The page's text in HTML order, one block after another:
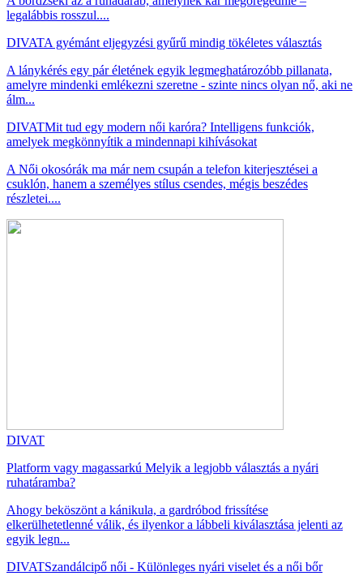
legalábbis rosszul....
DIVATA gyémánt eljegyzési gyűrű mindig tökéletes választás
A lánykérés egy pár életének egyik legmeghatározóbb pillanata,
amelyre mindenki emlékezni szeretne - szinte nincs olyan nő, aki ne
álm...
DIVATMit tud egy modern női karóra? Intelligens funkciók,
amelyek megkönnyítik a mindennapi kihívásokat
A Női okosórák ma már nem csupán a telefon kiterjesztései a
csuklón, hanem a személyes stílus csendes, mégis beszédes
részletei....
DIVAT
Platform vagy magassarkú Melyik a legjobb választás a nyári
ruhatáramba?
Ahogy beköszönt a kánikula, a gardróbod frissítése
elkerülhetetlenné válik, és ilyenkor a lábbeli kiválasztása jelenti az
egyik legn...
DIVATSzandálcipő női - Különleges nyári viselet és a női bőr